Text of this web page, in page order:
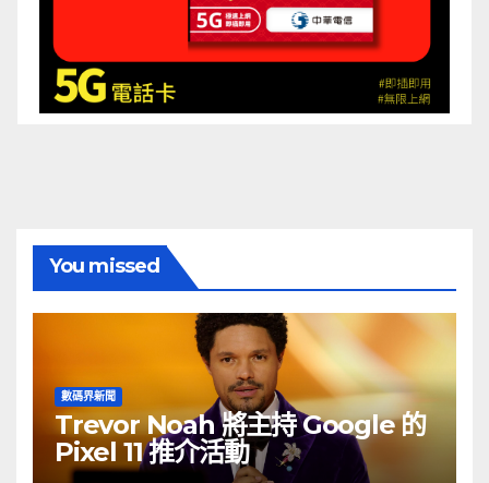
You missed
數碼界新聞
Trevor Noah 將主持 Google 的
Pixel 11 推介活動